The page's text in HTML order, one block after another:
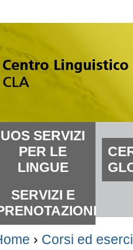
UOS SERVIZI
PER LE
LINGUE
SERVIZI E
› Corsi ed